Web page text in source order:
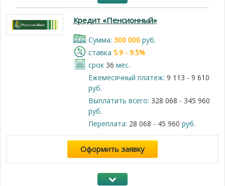
Кредит «Пенсионный»
Cумма: 300 000руб.
cтавка 5.9 - 9.5%
срок 36 мес.
Ежемесячный платеж: 9 113 - 9 610
руб.
Выплатить всего: 328 068 - 345 960
руб.
Переплата: 28 068 - 45 960 руб.
Оформить заявку